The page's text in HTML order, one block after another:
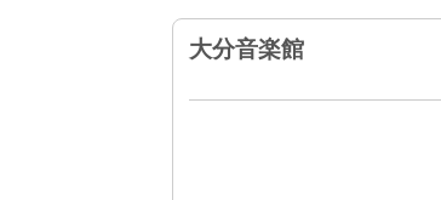
[2026/07/28] 【ライブ動員ランキ
大分音楽館